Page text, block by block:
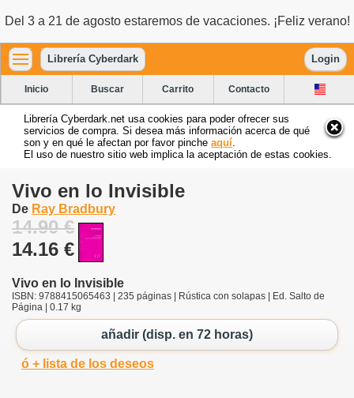
Del 3 a 21 de agosto estaremos de vacaciones. ¡Feliz verano!
Librería Cyberdark Login
Inicio Buscar Carrito Contacto
Librería Cyberdark.net usa cookies para poder ofrecer sus
servicios de compra. Si desea más información acerca de qué
son y en qué le afectan por favor pinche aquí
El uso de nuestro sitio web implica la aceptación de estas cookies.
Vivo en lo Invisible
De Ray Bradbury
14.90 €
14.16 €
Vivo en lo Invisible
ISBN: 9788415065463 | 235 páginas | Rústica con solapas | Ed. Salto de
Página | 0.17 kg
añadir (disp. en 72 horas)
ó + lista de los deseos